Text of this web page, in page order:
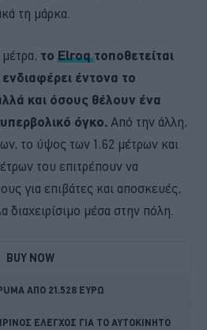
τη μάρκα.
το Elroqτοποθετείται
έντονα το
και όσους θέλουν ένα
όγκο. Από την άλλη,
το ύψος των 1,62 μέτρων και
του επιτρέπουν να
για επιβάτες και αποσκευές,
διαχειρίσιμο μέσα στην πόλη.
BUY NOW
ΑΠΟ 21.528 ΕΥΡΩ
ΕΛΕΓΧΟΣ ΓΙΑ ΤΟ ΑΥΤΟΚΙΝΗΤΟ